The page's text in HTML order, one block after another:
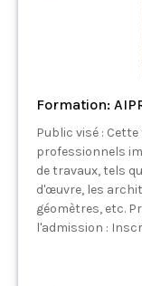
Formation:
Public visé :
professionnels
de travaux, tels
d'œuvre, les
géomètres, etc.
l'admission :